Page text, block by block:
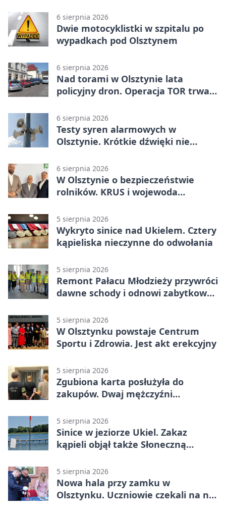
6 sierpnia 2026
Dwie motocyklistki w szpitalu po
wypadkach pod Olsztynem
6 sierpnia 2026
Nad torami w Olsztynie lata
policyjny dron. Operacja TOR trwa
6 sierpnia 2026
Testy syren alarmowych w
Olsztynie. Krótkie dźwięki nie
6 sierpnia 2026
W Olsztynie o bezpieczeństwie
rolników. KRUS i wojewoda
5 sierpnia 2026
Wykryto sinice nad Ukielem. Cztery
kąpieliska nieczynne do odwołania
5 sierpnia 2026
Remont Pałacu Młodzieży przywróci
dawne schody i odnowi zabytkowy
5 sierpnia 2026
W Olsztynku powstaje Centrum
Sportu i Zdrowia. Jest akt erekcyjny
5 sierpnia 2026
Zgubiona karta posłużyła do
zakupów. Dwaj mężczyźni
5 sierpnia 2026
Sinice w jeziorze Ukiel. Zakaz
kąpieli objął także Słoneczną
5 sierpnia 2026
Nowa hala przy zamku w
Olsztynku. Uczniowie czekali na nią